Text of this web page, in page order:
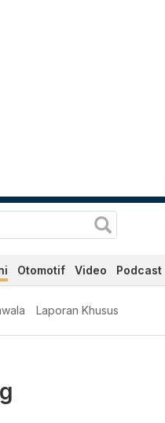
Otomotif Video Podcast
Laporan Khusus